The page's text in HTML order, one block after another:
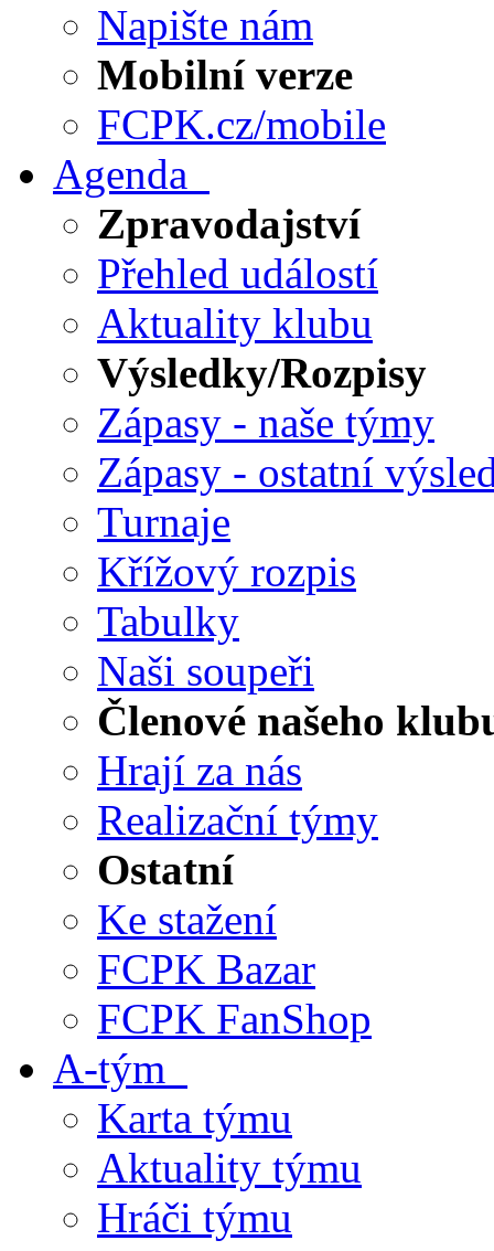
Napište nám
Mobilní verze
FCPK.cz/mobile
Agenda
Zpravodajství
Přehled událostí
Aktuality klubu
Výsledky/Rozpisy
Zápasy - naše týmy
Zápasy - ostatní
Turnaje
Křížový rozpis
Tabulky
Naši soupeři
Členové našeho
Hrají za nás
Realizační týmy
Ostatní
Ke stažení
FCPK Bazar
FCPK FanShop
A-tým
Karta týmu
Aktuality týmu
Hráči týmu